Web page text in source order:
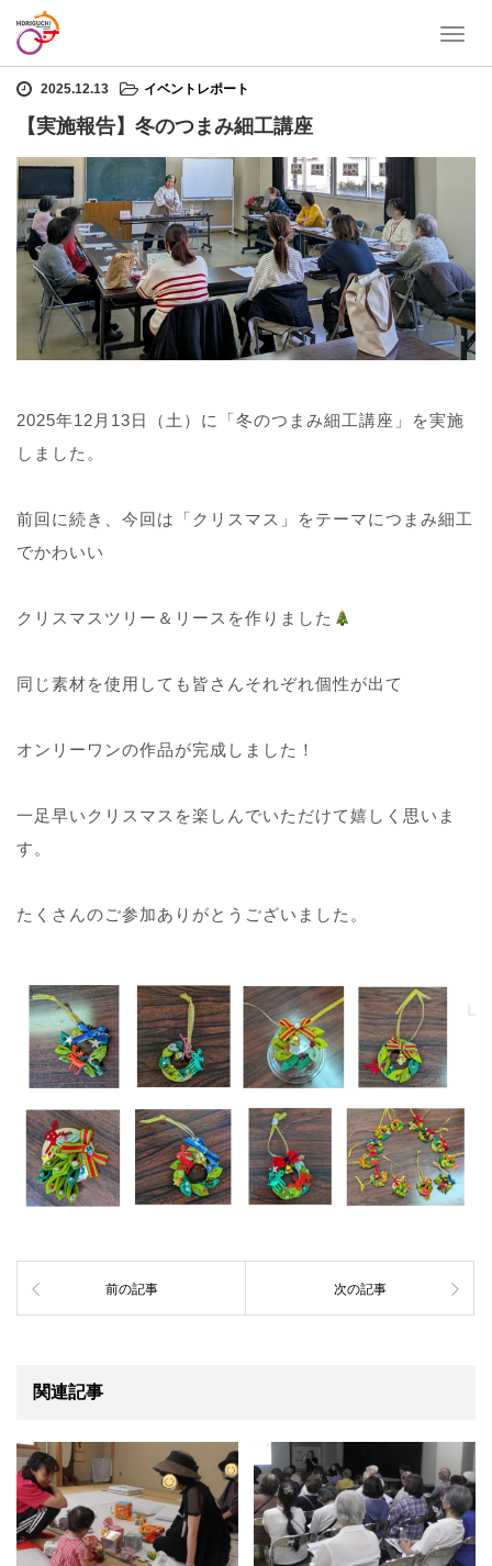
T
g
a
t
i
o
ホーム
2025.12.13 イベントレポート
【実施報告】冬のつまみ細工講座
2025年12月13日（土）に「冬のつまみ細工講座」を実施
しました。
前回に続き、今回は「クリスマス」をテーマにつまみ細工
でかわいい
クリスマスツリー＆リースを作りました
同じ素材を使用しても皆さんそれぞれ個性が出て
オンリーワンの作品が完成しました！
一足早いクリスマスを楽しんでいただけて嬉しく思いま
す。
たくさんのご参加ありがとうございました。
前の記事 次の記事
関連記事